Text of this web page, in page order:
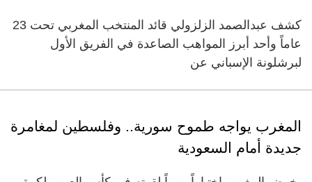
كشف عبدالصمد الزلزولي قائد المنتخب المغربي تحت 23
عاماً وأحد أبرز المواهب الصاعدة في الفريق الأول
لبرشلونة الإسباني عن
المغرب يواجه طموح سورية.. وفلسطين لمغامرة
جديدة أمام السعودية